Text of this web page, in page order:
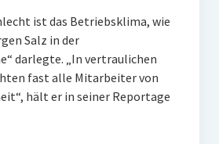
ist das Betriebsklima, wie
Salz in der
darlegte. „In vertraulichen
fast alle Mitarbeiter von
hält er in seiner Reportage